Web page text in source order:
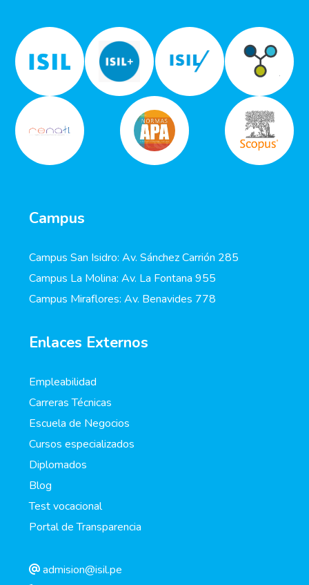
Campus
Campus San Isidro: Av. Sánchez Carrión 285
Campus La Molina: Av. La Fontana 955
Campus Miraflores: Av. Benavides 778
Enlaces Externos
Empleabilidad
Carreras Técnicas
Escuela de Negocios
Cursos especializados
Diplomados
Blog
Test vocacional
Portal de Transparencia
admision@isil.pe